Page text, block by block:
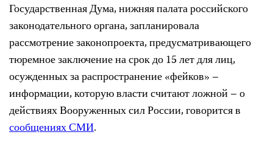
Государственная Дума, нижняя палата российского
законодательного органа, запланировала
рассмотрение законопроекта, предусматривающего
тюремное заключение на срок до 15 лет для лиц,
осужденных за распространение «фейков» –
информации, которую власти считают ложной – о
действиях Вооруженных сил России, говорится в
сообщенияхСМИ.